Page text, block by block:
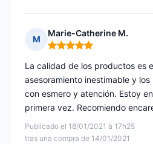
M
Marie-Catherine M.
Nota: 5 de 5
Publicado el 18/01/2021 à 17h25
tras una compra de 14/01/2021
La calidad de los productos es
asesoramiento inestimable y
con esmero y atención. Estoy
primera vez. Recomiendo